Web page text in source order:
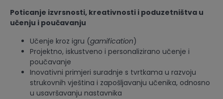
Poticanje izvrsnosti, kreativnosti i poduzetništva u
učenju i poučavanju
Učenje kroz igru (gamification)
Projektno, iskustveno i personalizirano učenje i
poučavanje
Inovativni primjeri suradnje s tvrtkama u razvoju
strukovnih vještina i zapošljavanju učenika, odnosno
u usavršavanju nastavnika